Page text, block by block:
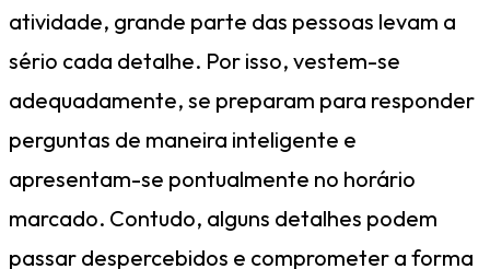
atividade, grande parte das pessoas levam a
sério cada detalhe. Por isso, vestem-se
adequadamente, se preparam para responder
perguntas de maneira inteligente e
apresentam-se pontualmente no horário
marcado. Contudo, alguns detalhes podem
passar despercebidos e comprometer a forma